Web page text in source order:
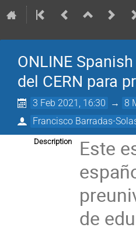
ONLINE
del CERN para
3 Feb 2021, 16:30 → 8
Francisco Barradas-
Description
Este
de